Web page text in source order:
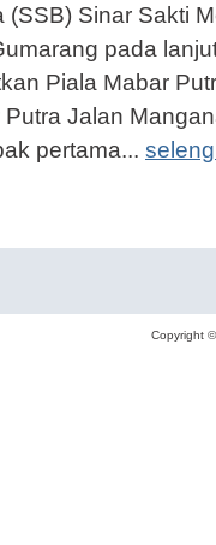
Sinar Sakti
pada
Piala Mabar
Jalan
pertama...
Copyright